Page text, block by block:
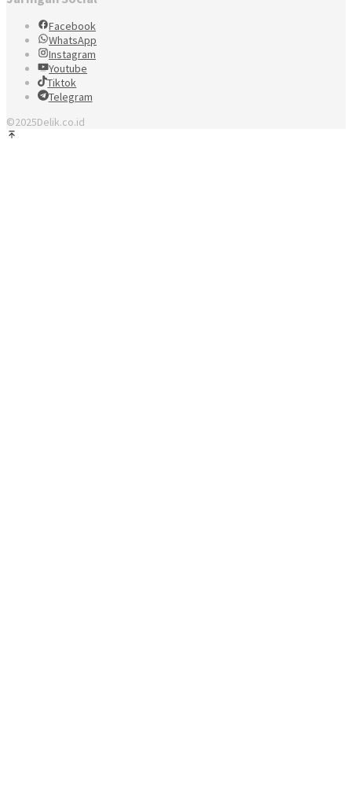
Facebook
WhatsApp
Instagram
Youtube
Tiktok
Telegram
©2025Delik.co.id